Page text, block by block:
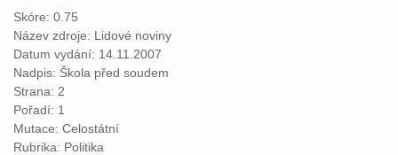
Skóre: 0.75
Název zdroje: Lidové noviny
Datum vydání: 14.11.2007
Nadpis: Škola před soudem
Strana: 2
Pořadí: 1
Mutace: Celostátní
Rubrika: Politika